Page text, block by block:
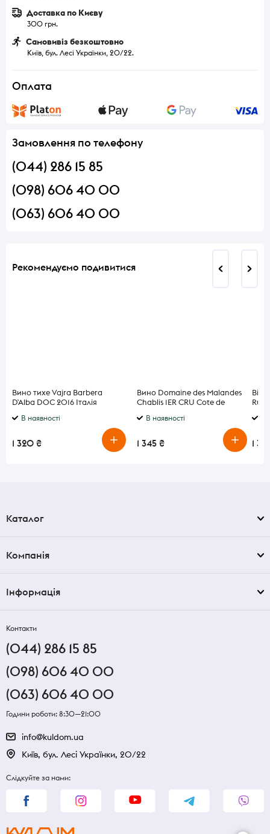
Доставка по Києву
300 грн.
Самовивіз безкоштовно
Київ, бул. Лесі Українки, 20/22.
Оплата
Замовлення по телефону
(044) 286 15 85
(098) 606 40 00
(063) 606 40 00
Рекомендуємо подивитися
Вино тихе Vajra Barbera
D`Alba DOC 2016 Італія
В наявності
1 320 ₴
Вино Domaine des Malandes
Chablis 1ER CRU Cote de
В наявності
1 345 ₴
Rum
1
Каталог
Компанія
Інформація
Контакти
(044) 286 15 85
(098) 606 40 00
(063) 606 40 00
Години роботи: 8:30—21:00
info@kuldom.ua
Київ, бул. Лесі Українки, 20/22
Слідкуйте за нами: